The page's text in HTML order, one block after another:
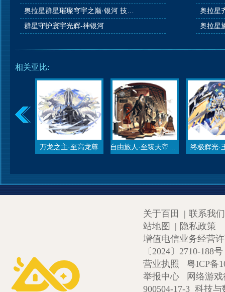
群星守护寰宇光辉-神银河
相关亚比:
万龙之主·至高龙尊 终极辉光·
关于百田 | 联系我们
站地图
| 隐私政策
增值电信业务经营
〔2024〕2710-188号
营业执照
粤ICP备
举报中心
网络游
900504-17-3 科技与